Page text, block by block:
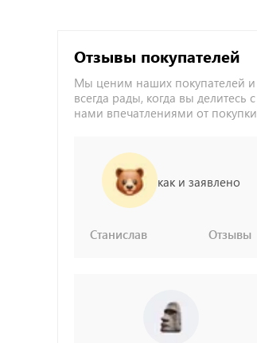
Отзывы покупателей
Мы ценим наших покупателей и
всегда рады, когда вы делитесь с
нами впечатлениями от покупки
как и заявлено
Станислав Отзывы